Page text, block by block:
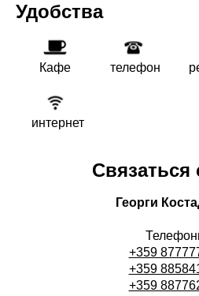
Удобства
Кафе телефон
интернет
Связаться
Георги
+359
+359
+359